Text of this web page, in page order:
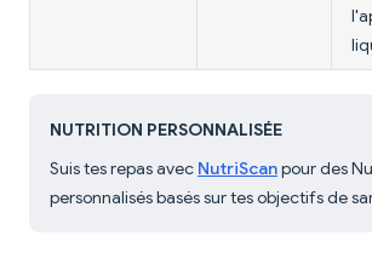
NUTRITION PERSONNALISÉE
Suis tes repas avec NutriScanpour des
personnalisés basés sur tes objectifs de